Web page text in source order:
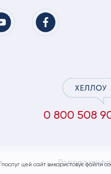
0 800 508
Політика
цей сайт використовує